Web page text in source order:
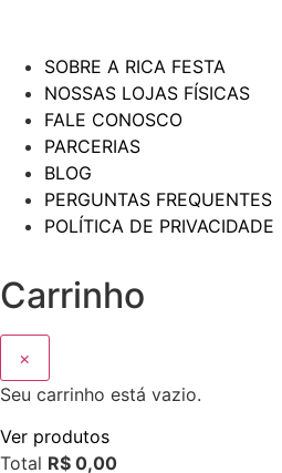
SOBRE A RICA FESTA
NOSSAS LOJAS FÍSICAS
FALE CONOSCO
PARCERIAS
BLOG
PERGUNTAS FREQUENTES
POLÍTICA DE PRIVACIDADE
Carrinho
×
Seu carrinho está vazio.
Ver produtos
Total R$ 0,00